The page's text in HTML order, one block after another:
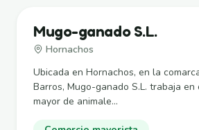
Mugo-ganado S.L.
Hornachos
Ubicada en Hornachos, en la
Barros, Mugo-ganado S.L. trabaja
mayor de animale...